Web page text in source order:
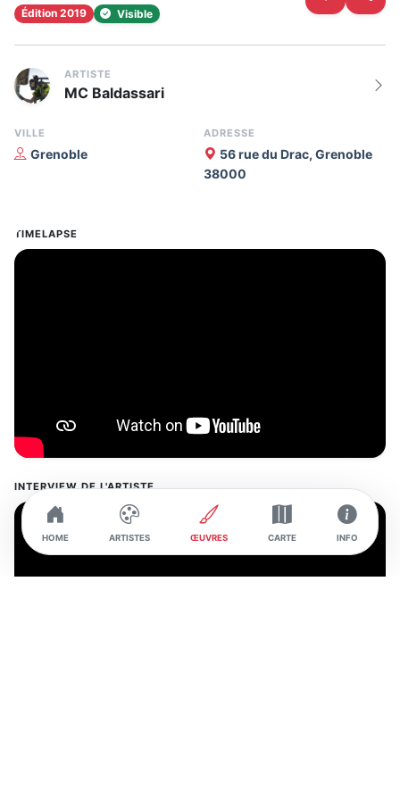
HOME ARTISTES ŒUVRES CARTE INFO
Édition 2019 Visible
ARTISTE
MC Baldassari
VILLE
Grenoble
ADRESSE
56 rue du Drac, Grenoble
38000
TIMELAPSE
INTERVIEW DE L'ARTISTE